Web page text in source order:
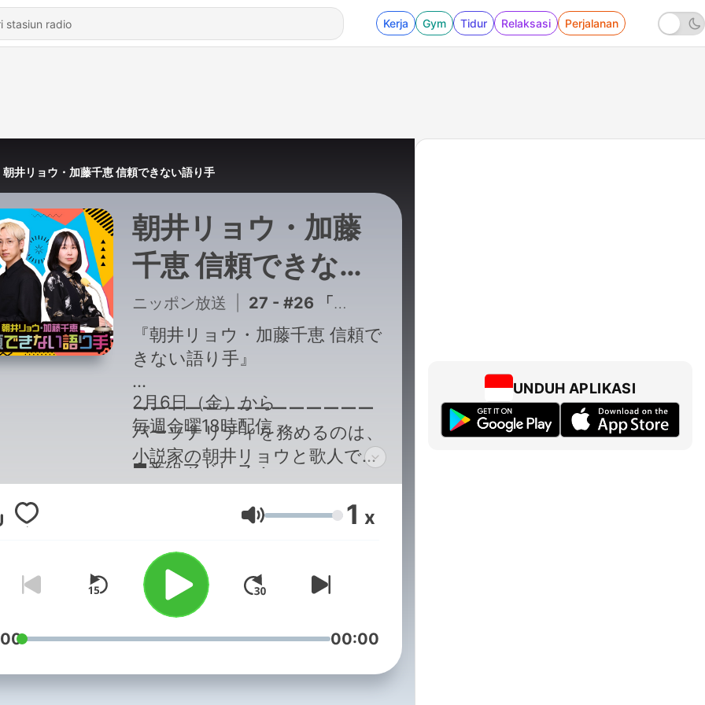
Kerja Gym Tidur Relaksasi Perjalanan
朝井リョウ・加藤千恵 信頼できない語り手
朝井リョウ・加藤
千恵 信頼できない
語り手
ニッポン放送 27 - #26 「そんな勝ち方して嬉しいんか」
『朝井リョウ・加藤千恵 信頼で
きない語り手』
2月6日（金）から
毎週金曜18時配信
■番組アドレス：
■番組ハッシュタグ：#信頼で
ーーーーーーーーーーーーーー
パーソナリティを務めるのは、
小説家の朝井リョウと歌人で小
説家の加藤千恵の2人。2人は
2015年4月から2016年3月まで
『朝井リョウ・加藤千恵のオー
ルナイトニッポン0(ZERO)』を
担当、言葉を生業とする2人か
ら繰り出されるトークが好評を
博した。その後、2022年から4
年連続で1年に1回のペースで特
過去4回の『オールナイトニッ
Volume 1 x
00:00
UNDUH APLIKASI